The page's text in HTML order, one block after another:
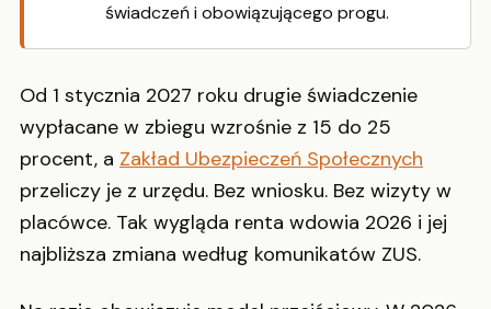
świadczeń i obowiązującego progu.
Od 1 stycznia 2027 roku drugie świadczenie
wypłacane w zbiegu wzrośnie z 15 do 25
procent, a Zakład Ubezpieczeń Społecznych
przeliczy je z urzędu. Bez wniosku. Bez wizyty w
placówce. Tak wygląda renta wdowia 2026 i jej
najbliższa zmiana według komunikatów ZUS.